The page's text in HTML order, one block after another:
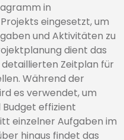
in
eingesetzt, um
und Aktivitäten zu
dient das
Zeitplan für
Während der
es verwendet, um
Budget effizient
einzelner Aufgaben im
hinaus findet das